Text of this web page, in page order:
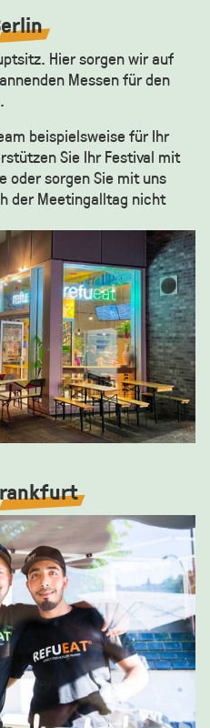
Hier sorgen wir auf
Messen für den
.
beispielsweise für Ihr
Sie Ihr Festival mit
oder sorgen Sie mit uns
der Meetingalltag nicht